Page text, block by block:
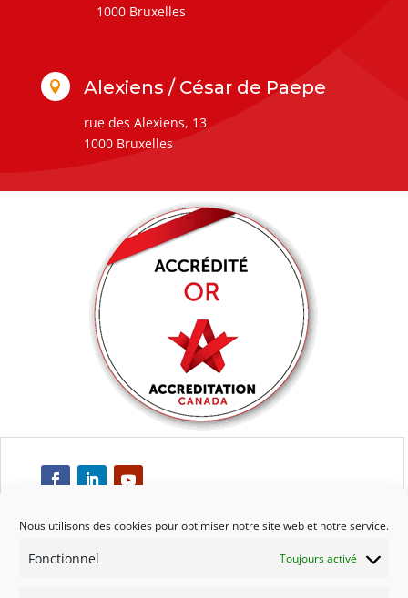
Nous utilisons des cookies pour optimiser notre site web et notre service.
Fonctionnel Toujours activé
1000 Bruxelles
 Alexiens / César de Paepe
rue des Alexiens, 13
1000 Bruxelles
Respect